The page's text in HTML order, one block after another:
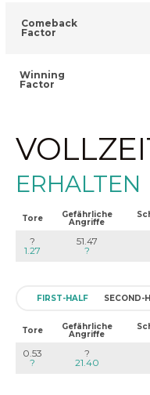
Comeback
Factor
Winning
Factor
ERHALTEN
Tore Gefährliche
Angriffe
?
1.27
51.47
?
FIRST-HALF SECOND-
Tore Gefährliche
Angriffe
0.53
?
?
21.40